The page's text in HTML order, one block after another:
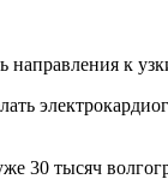
к
30 тысяч